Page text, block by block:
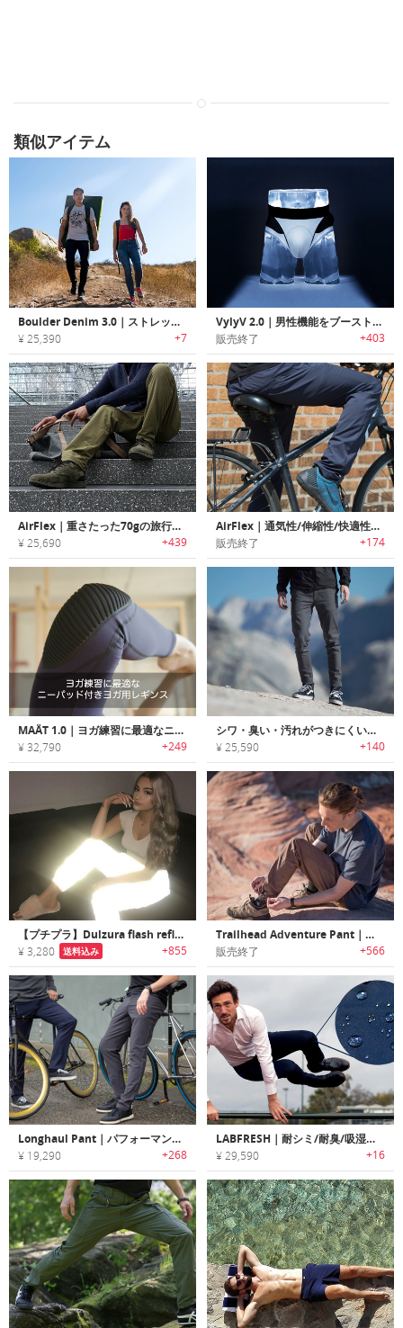
類似アイテム
Boulder Denim 3.0｜ストレッチ性・耐久性に優れたアクティブジーンズ「ボールダーデニム3.0」
¥ 25,390 +7
VylyV 2.0｜男性機能をブーストするメンズアンダーウェア「ヴィリフ2.0」
販売終了 +403
AirFlex｜重さたった70gの旅行にも最適なワークパンツ「エアフレックス」
¥ 25,690 +439
AirFlex｜通気性/伸縮性/快適性に優れたワークパンツ「エアフレックス」
販売終了 +174
MAÄT 1.0｜ヨガ練習に最適なニーパッド付きヨガ用レギンス「マート1.0」
¥ 32,790 +249
シワ・臭い・汚れがつきにくいパフォーマンス性に優れたトラベルパンツ「CHASE PANTS（チェイスパンツ）」
¥ 25,590 +140
【プチプラ】Dulzura flash reflective jogger pants｜暗い場所で光るジョギングパンツ
¥ 3,280 送料込み +855
Trailhead Adventure Pant｜アウトドア愛好家に最適なコンパクトで軽量・耐久性に優れたステインプルーフパンツ「トレイルヘッドアドベンチャーパンツ」
販売終了 +566
Longhaul Pant｜パフォーマンス性に優れたメリノウールパンツ「ロングホール」
¥ 19,290 +268
LABFRESH｜耐シミ/耐臭/吸湿速乾ハイパフォーマンスパンツ「ラブフレッシュ」
¥ 29,590 +16